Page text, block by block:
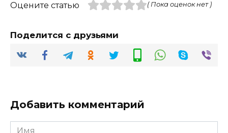
Оцените статью ( Пока оценок нет )
Поделится с друзьями
Добавить комментарий
Имя